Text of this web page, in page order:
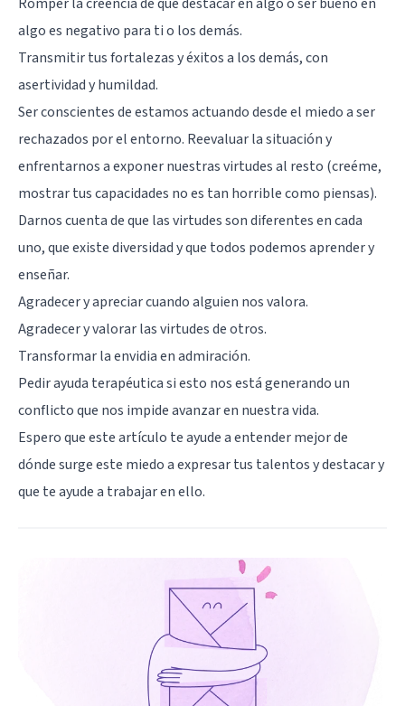
algo es negativo para ti o los demás.
Transmitir tus fortalezas y éxitos a los demás, con
asertividad y humildad.
Ser conscientes de estamos actuando desde el miedo a ser
rechazados por el entorno. Reevaluar la situación y
enfrentarnos a exponer nuestras virtudes al resto (creéme,
mostrar tus capacidades no es tan horrible como piensas).
Darnos cuenta de que las virtudes son diferentes en cada
uno, que existe diversidad y que todos podemos aprender y
enseñar.
Agradecer y apreciar cuando alguien nos valora.
Agradecer y valorar las virtudes de otros.
Transformar la envidia en admiración.
Pedir ayuda terapéutica si esto nos está generando un
conflicto que nos impide avanzar en nuestra vida.
Espero que este artículo te ayude a entender mejor de
dónde surge este miedo a expresar tus talentos y destacar y
que te ayude a trabajar en ello.